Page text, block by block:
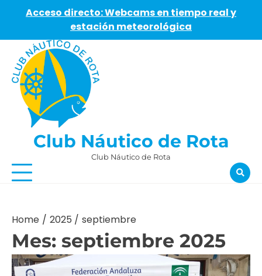
Acceso directo: Webcams en tiempo real y
estación meteorológica
content
Club Náutico de Rota
Club Náutico de Rota
Home 2025 septiembre
Mes: septiembre 2025